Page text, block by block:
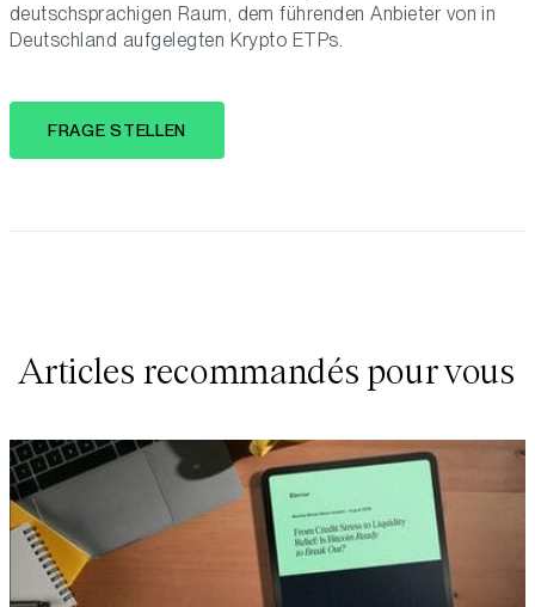
deutschsprachigen Raum, dem führenden Anbieter von in
Deutschland aufgelegten Krypto ETPs.
FRAGE STELLEN
Articles recommandés pour vous